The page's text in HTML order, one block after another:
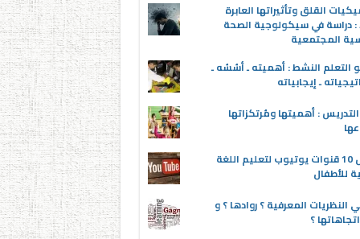
القلق وتأثيراتها العابرة
: دراسة في سيكولوجية الصحة
المجتمعية
التعلم النشط : أهميته ـ أسُسُه ـ
ـ إيجابياته
: أهميتها ومُرتكزاتها
أفضل 10 قنوات يوتيوب لتعليم اللغة
للأطفال
النظريات المعرفية ؟ روادها ؟ و
؟